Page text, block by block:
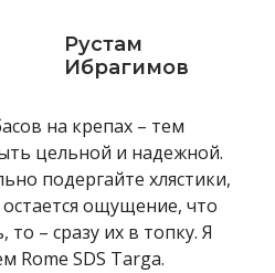
Рустам
Ибрагимов
на крепах – тем
цельной и надежной.
подергайте хлястики,
остается ощущение, что
– сразу их в топку. Я
Rome SDS Targa.